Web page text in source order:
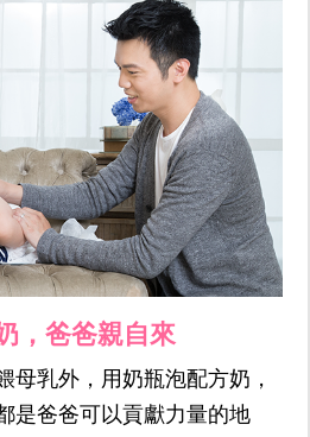
，爸爸親自來
母乳外，用奶瓶泡配方奶，
是爸爸可以貢獻力量的地